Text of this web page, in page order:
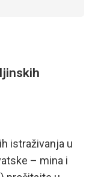
istraživanja u
– mina i